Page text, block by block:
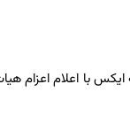
با اعلام اعزام